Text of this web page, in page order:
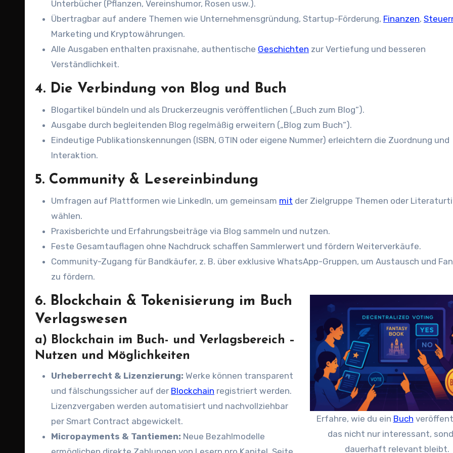
Unterbücher (Pflanzen, Vereinshumor, Rosen usw.).
Übertragbar auf andere Themen wie Unternehmensgründung, Startup-Förderung, Finanzen,
Marketing und Kryptowährungen.
Alle Ausgaben enthalten praxisnahe, authentische Geschichten zur Vertiefung und besseren
Verständlichkeit.
4. Die Verbindung von Blog und Buch
Blogartikel bündeln und als Druckerzeugnis veröffentlichen („Buch zum Blog“).
Ausgabe durch begleitenden Blog regelmäßig erweitern („Blog zum Buch“).
Eindeutige Publikationskennungen (ISBN, GTIN oder eigene Nummer) erleichtern die Zuordnung und
Interaktion.
5. Community & Lesereinbindung
Umfragen auf Plattformen wie LinkedIn, um gemeinsam mit der Zielgruppe Themen oder
wählen.
Praxisberichte und Erfahrungsbeiträge via Blog sammeln und nutzen.
Feste Gesamtauflagen ohne Nachdruck schaffen Sammlerwert und fördern Weiterverkäufe.
Community-Zugang für Bandkäufer, z. B. über exklusive WhatsApp-Gruppen, um Austausch und
zu fördern.
Erfahre, wie du ein Buch
das nicht nur interessant,
dauerhaft relevant bleibt.
6. Blockchain & Tokenisierung im Buch
Verlagswesen
a) Blockchain im Buch- und Verlagsbereich –
Nutzen und Möglichkeiten
Urheberrecht & Lizenzierung: Werke können transparent
und fälschungssicher auf der Blockchain registriert werden.
Lizenzvergaben werden automatisiert und nachvollziehbar
per Smart Contract abgewickelt.
Micropayments & Tantiemen: Neue Bezahlmodelle